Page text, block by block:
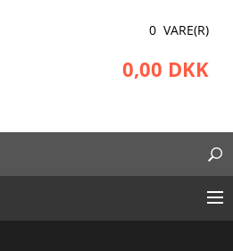
0 VARE(R)
0,00 DKK